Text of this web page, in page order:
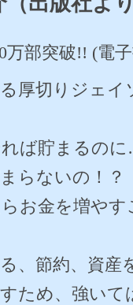
万部突破!! (電
厚切りジェ
ば貯まるのに
らないの！？
お金を増や
、節約、資
ため、強いて